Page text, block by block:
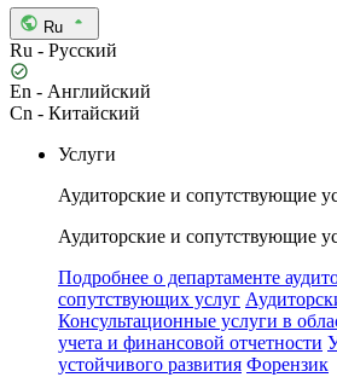
Ru
Ru - Русский
En - Английский
Cn - Китайский
Услуги
Аудиторские и сопутствующие
Аудиторские и сопутствующие
Подробнее о департаменте
сопутствующих услуг
Консультационные услуги в
учета и финансовой отчетности
устойчивого развития Форензик